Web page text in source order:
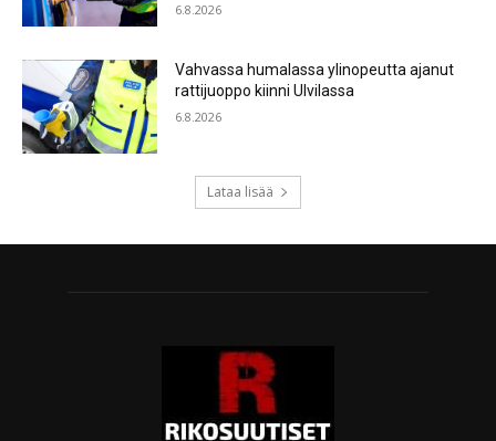
6.8.2026
Vahvassa humalassa ylinopeutta ajanut
rattijuoppo kiinni Ulvilassa
6.8.2026
Lataa lisää